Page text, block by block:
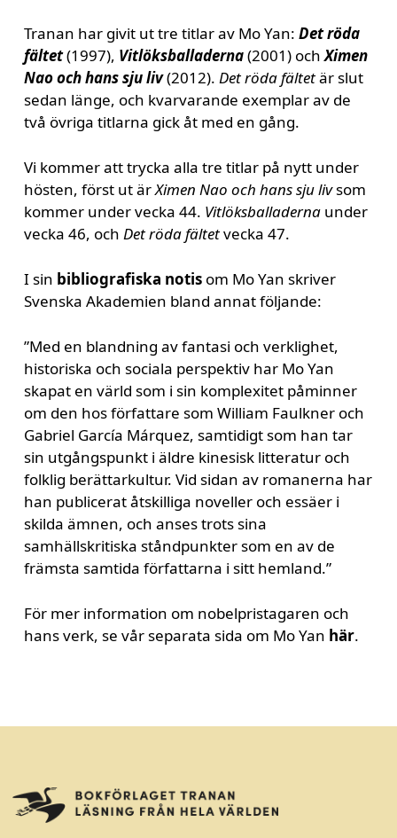
Tranan har givit ut tre titlar av Mo Yan:Det röda
fältet(1997), Vitlöksballaderna(2001) ochXimen
Nao och hans sju liv(2012).Det röda fältetär slut
sedan länge, och kvarvarande exemplar av de
två övriga titlarna gick åt med en gång.
Vi kommer att trycka alla tre titlar på nytt under
hösten, först ut ärXimen Nao och hans sju livsom
kommer under vecka 44. Vitlöksballaderna under
vecka 46, ochDet röda fältetvecka 47.
I sin bibliografiska notis om Mo Yan skriver
Svenska Akademien bland annat följande:
”Med en blandning av fantasi och verklighet,
historiska och sociala perspektiv har Mo Yan
skapat en värld som i sin komplexitet påminner
om den hos författare som William Faulkner och
Gabriel García Márquez, samtidigt som han tar
sin utgångspunkt i äldre kinesisk litteratur och
folklig berättarkultur. Vid sidan av romanerna har
han publicerat åtskilliga noveller och essäer i
skilda ämnen, och anses trots sina
samhällskritiska ståndpunkter som en av de
främsta samtida författarna i sitt hemland.”
För mer information om nobelpristagaren och
hans verk, se vår separata sida om Mo Yan här.